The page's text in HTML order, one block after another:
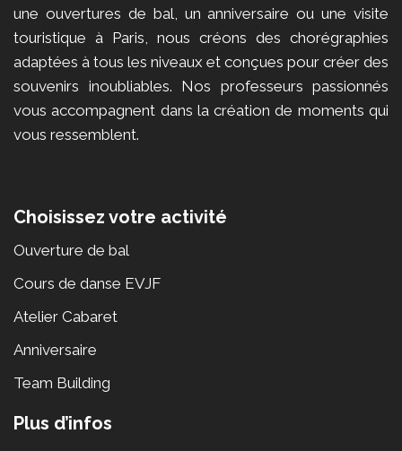
une ouvertures de bal, un anniversaire ou une visite
touristique à Paris, nous créons des chorégraphies
adaptées à tous les niveaux et conçues pour créer des
souvenirs inoubliables. Nos professeurs passionnés
vous accompagnent dans la création de moments qui
vous ressemblent.
Choisissez votre activité
Ouverture de bal
Cours de danse EVJF
Atelier Cabaret
Anniversaire
Team Building
Plus d’infos